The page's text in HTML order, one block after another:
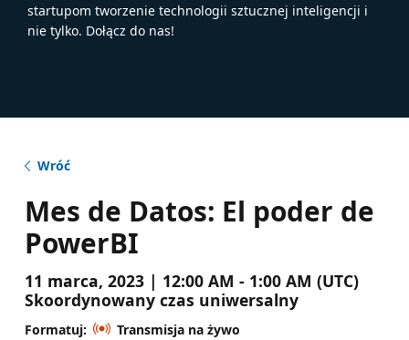
startupom tworzenie technologii sztucznej inteligencji i
nie tylko. Dołącz do nas!
Wróć
Mes de Datos: El poder de
PowerBI
11 marca, 2023 | 12:00 AM - 1:00 AM (UTC)
Skoordynowany czas uniwersalny
Formatuj:
Transmisja na żywo